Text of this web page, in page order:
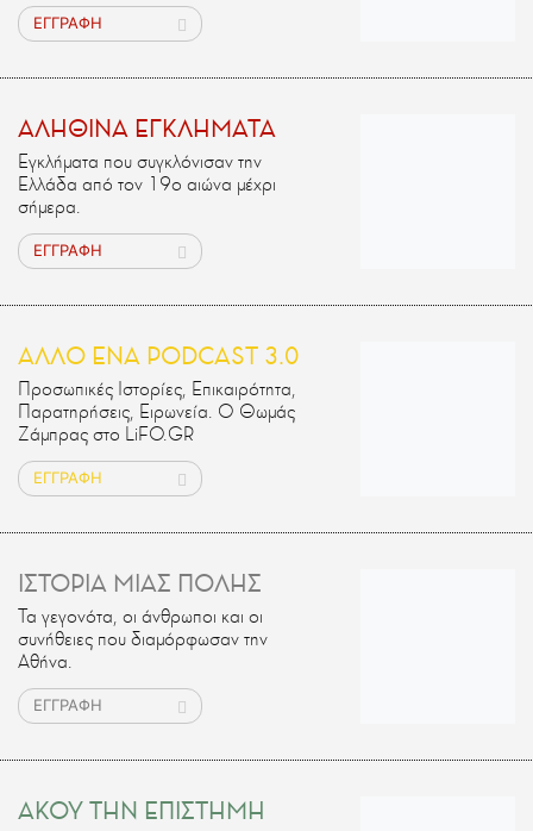
ΕΓΓΡΑΦΗ
ΑΛΗΘΙΝΑ ΕΓΚΛΗΜΑΤΑ
Εγκλήματα που συγκλόνισαν την
Ελλάδα από τον 19ο αιώνα μέχρι
σήμερα.
ΕΓΓΡΑΦΗ
ΑΛΛΟ ΕΝΑ PODCAST 3.0
Προσωπικές Ιστορίες, Επικαιρότητα,
Παρατηρήσεις, Ειρωνεία. Ο Θωμάς
Ζάμπρας στο LiFO.GR
ΕΓΓΡΑΦΗ
ΙΣΤΟΡΙΑ ΜΙΑΣ ΠΟΛΗΣ
Τα γεγονότα, οι άνθρωποι και οι
συνήθειες που διαμόρφωσαν την
Αθήνα.
ΕΓΓΡΑΦΗ
ΑΚΟΥ ΤΗΝ ΕΠΙΣΤΗΜΗ